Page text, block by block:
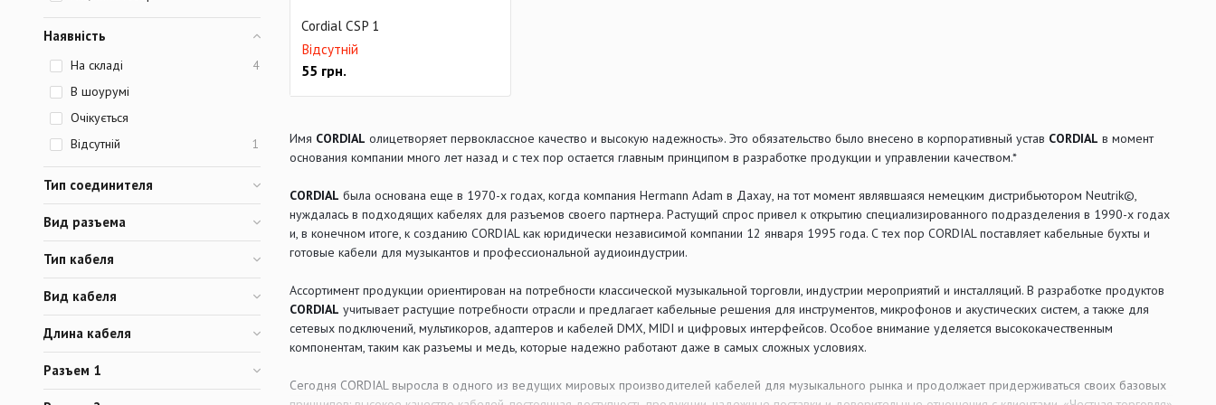
Cordial CSP 1
Відсутній
55 грн.
Имя CORDIAL олицетворяет первоклассное качество и высокую надежность». Это обязательство было внесено в корпоративный устав CORDIAL в момент
основания компании много лет назад и с тех пор остается главным принципом в разработке продукции и управлении качеством.*
CORDIAL была основана еще в 1970-х годах, когда компания Hermann Adam в Дахау, на тот момент являвшаяся немецким дистрибьютором Neutrik©,
нуждалась в подходящих кабелях для разъемов своего партнера. Растущий спрос привел к открытию специализированного подразделения в 1990-х годах
и, в конечном итоге, к созданию CORDIAL как юридически независимой компании 12 января 1995 года. С тех пор CORDIAL поставляет кабельные бухты и
готовые кабели для музыкантов и профессиональной аудиоиндустрии.
Ассортимент продукции ориентирован на потребности классической музыкальной торговли, индустрии мероприятий и инсталляций. В разработке продуктов
CORDIAL учитывает растущие потребности отрасли и предлагает кабельные решения для инструментов, микрофонов и акустических систем, а также для
сетевых подключений, мультикоров, адаптеров и кабелей DMX, MIDI и цифровых интерфейсов. Особое внимание уделяется высококачественным
компонентам, таким как разъемы и медь, которые надежно работают даже в самых сложных условиях.
Сегодня CORDIAL выросла в одного из ведущих мировых производителей кабелей для музыкального рынка и продолжает придерживаться своих базовых
Наявність
На складі 4
В шоурумі
Очікується
Відсутній
1
Тип соединителя
Вид разъема
Тип кабеля
Вид кабеля
Длина кабеля
Разъем 1